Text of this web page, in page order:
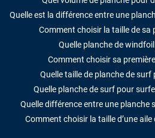
Quelle est la différence entre une
Comment choisir la taille de sa
Quelle planche de
Comment choisir sa
Quelle taille de planche de
Quelle planche de surf pour
Quelle différence entre une planche
Comment choisir la taille d’une